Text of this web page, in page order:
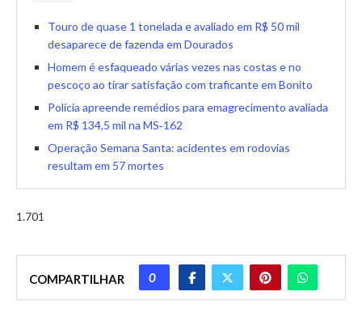
Touro de quase 1 tonelada e avaliado em R$ 50 mil
desaparece de fazenda em Dourados
Homem é esfaqueado várias vezes nas costas e no
pescoço ao tirar satisfação com traficante em Bonito
Polícia apreende remédios para emagrecimento avaliada
em R$ 134,5 mil na MS‑162
Operação Semana Santa: acidentes em rodovias
resultam em 57 mortes
1.701
COMPARTILHAR 0